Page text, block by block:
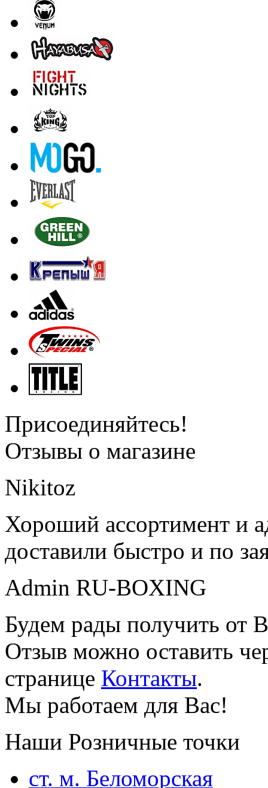
Присоединяйтесь!
Отзывы о магазине
Nikitoz
Хороший ассортимент и
доставили быстро и по
Admin RU-BOXING
Будем рады получить от
Отзыв можно оставить
странице Контакты.
Мы работаем для Вас!
Наши Розничные точки
ст. м. Беломорская